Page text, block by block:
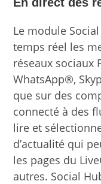
Le module
temps réel les
réseaux sociaux
WhatsApp®,
que sur des
connecté à des
lire et
d’actualité qui
les pages du
autres. Social